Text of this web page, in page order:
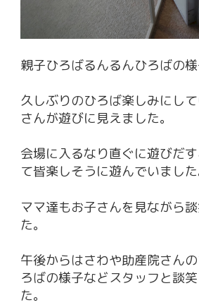
親子ひろばるんるんひろばの様
久しぶりのひろば楽しみにし
さんが遊びに見えました。
会場に入るなり直ぐに遊びだ
て皆楽しそうに遊んでいました
ママ達もお子さんを見ながら
た。
午後からはさわや助産院さん
ろばの様子などスタッフと談
た。